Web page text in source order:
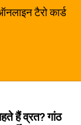
टैरो कार्ड
हैं व्रत? गांठ